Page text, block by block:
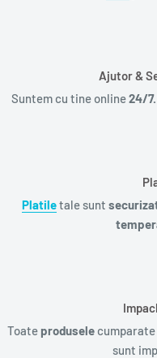
Ajutor &
Suntem cu tine online24/7.
Platiletale sunt
Toate produsele
sunt